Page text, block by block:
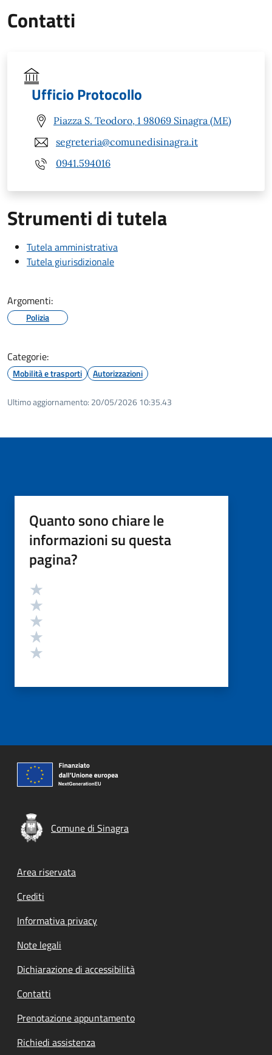
Contatti
Ufficio Protocollo
Piazza S. Teodoro, 1 98069 Sinagra (ME)
segreteria@comunedisinagra.it
0941.594016
Strumenti di tutela
Tutela amministrativa
Tutela giurisdizionale
Argomenti:
Polizia
Categorie:
Mobilità e trasporti Autorizzazioni
Ultimo aggiornamento: 20/05/2026 10:35.43
Quanto sono chiare le
informazioni su questa
pagina?
Valutazione
Comune di Sinagra
Footer menu
Area riservata
Crediti
Informativa privacy
Note legali
Dichiarazione di accessibilità
Contatti
Prenotazione appuntamento
Richiedi assistenza